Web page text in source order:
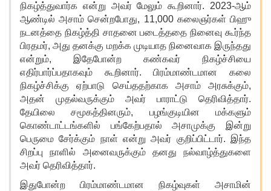
நிகழ்த்துவார்க என்று அவர் மேலும் கூறினார். 2023-ஆம்
ஆண்டில் அசாம் சென்றபோது, 11,000 கலைஞர்கள் பிஹு
நடனத்தை நிகழ்த்தி சாதனை படைத்ததை நினைவு கூர்ந்த
பிரதமர், அது தனக்கு மறக்க முடியாத நினைவாக இருந்தது
என்றும், இதேபோன்ற கண்கவர் நிகழ்ச்சியை
எதிர்பார்ப்பதாகவும் கூறினார். பிரம்மாண்டமான கலை
நிகழ்ச்சிக்கு ஏற்பாடு செய்ததற்காக அசாம் அரசுக்கும்,
அதன் முதல்வருக்கும் அவர் பாராட்டு தெரிவித்தார்.
தேயிலை சமூகத்தினரும், பழங்குடியின மக்களும்
கொண்டாட்டங்களில் பங்கேற்பதால் அசாமுக்கு இன்று
பெருமை சேர்க்கும் நாள் என்று அவர் குறிப்பிட்டார். இந்த
சிறப்பு நாளில் அனைவருக்கும் தனது நல்வாழ்த்துகளை
அவர் தெரிவித்தார்.
இதுபோன்ற பிரம்மாண்டமான நிகழ்வுகள் அசாமின்